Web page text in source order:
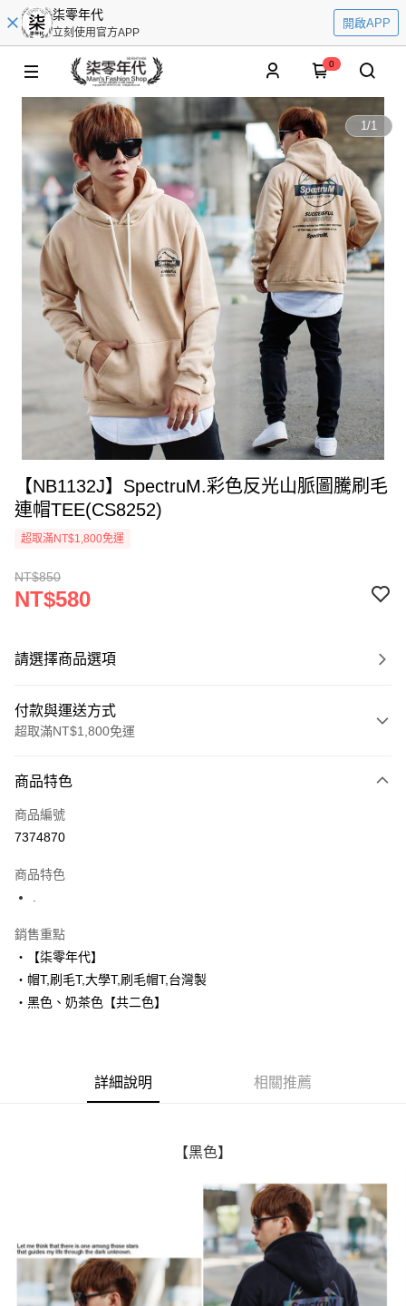
柒零年代
立刻使用官方APP
開啟APP
0
1/1
【NB1132J】SpectruM.彩色反光山脈圖騰刷毛
連帽TEE(CS8252)
超取滿NT$1,800免運
NT$850
NT$580
請選擇商品選項
付款與運送方式
超取滿NT$1,800免運
信用卡一次付款
超商取貨付款
街口支付
悠遊付
Google Pay
AFTEE先享後付是「在收到商品之後才付款」的支付方式。 讓您購物簡單
３．安心：先確認商品／服務後，再付款。
１．於結帳方式選擇「AFTEE先享後付」後，將跳轉至「AFTEE先享後付」
結帳頁面，進行簡訊認證並確認金額後，即可完成結帳。
２．訂單成立數日內，您將收到繳費通知簡訊。
３．收到繳費通知簡訊後14天內，點擊此簡訊中的連結，可透過四大超商／
ATM／網路銀行／等多元方式進行付款，方視為交易完成。
※ 請注意：結帳手續完成當下不需立刻繳費，但若您需要取消訂單，請聯絡
購買商品的店家。未經商家同意取消之訂單仍視為有效，需透過AFTEE先享
每筆NT$80，滿NT$1,800(含以上)免運費
每筆NT$80，滿NT$1,800(含以上)免運費
7-11付款取貨
每筆NT$80，滿NT$1,800(含以上)免運費
商品特色
商品編號
7374870
商品特色
銷售重點
‧【柒零年代】
‧帽T,刷毛T,大學T,刷毛帽T,台灣製
‧黑色、奶茶色【共二色】
詳細說明 相關推薦
【黑色】